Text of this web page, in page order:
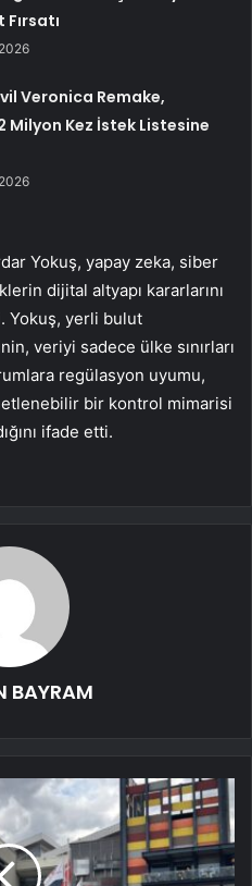
Veronica Remake,
Milyon Kez İstek Listesine
Yokuş, yapay zeka, siber
dijital altyapı kararlarını
Yokuş, yerli bulut
veriyi sadece ülke sınırları
regülasyon uyumu,
bir kontrol mimarisi
ifade etti.
BAYRAM